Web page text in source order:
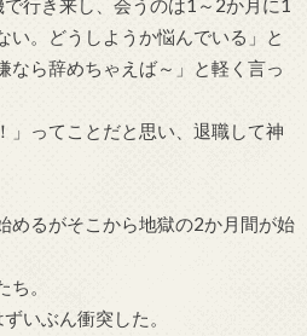
行き来し、会うのは1～2か月に1
い。どうしようか悩んでいる」と
なら辞めちゃえば～」と軽く言っ
」ってことだと思い、退職して神
めるがそこから地獄の2か月間が始
。
いぶん衝突した。